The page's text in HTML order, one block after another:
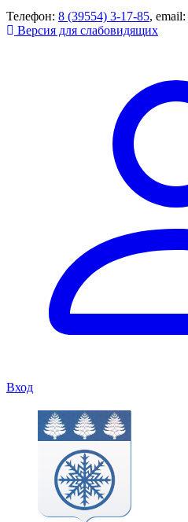
Телефон: 8 (39554) 3-17-85, email:
Версия для слабовидящих
Вход